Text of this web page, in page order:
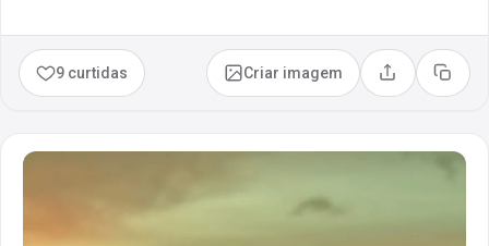
9 curtidas Criar imagem Compartilhar
Copiar